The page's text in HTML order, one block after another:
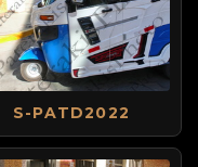
S-PATD2022